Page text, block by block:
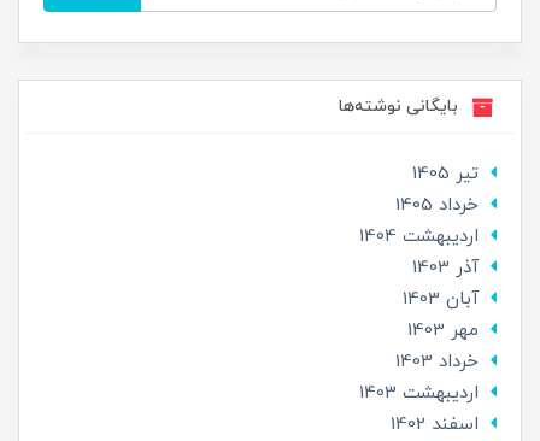
بایگانی نوشته‌ها
تير 1405
خرداد 1405
ارديبهشت 1404
آذر 1403
آبان 1403
مهر 1403
خرداد 1403
ارديبهشت 1403
اسفند 1402